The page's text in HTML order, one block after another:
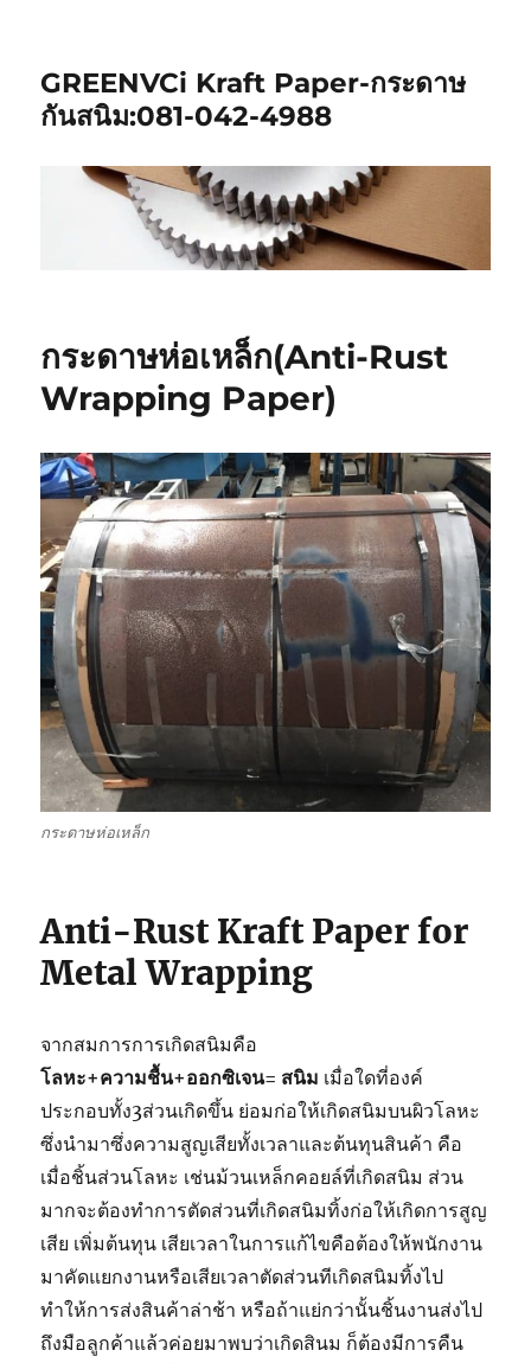
GREENVCi Kraft Paper-กระดาษ
กันสนิม:081-042-4988
กระดาษห่อเหล็ก(Anti-Rust
Wrapping Paper)
กระดาษห่อเหล็ก
Anti-Rust Kraft Paper for
Metal Wrapping
จากสมการการเกิดสนิมคือ
โลหะ+ความชื้น+ออกซิเจน= สนิม เมื่อใดที่องค์
ประกอบทั้ง3ส่วนเกิดขึ้น ย่อมก่อให้เกิดสนิมบนผิวโลหะ
ซึ่งนำมาซึ่งความสูญเสียทั้งเวลาและต้นทุนสินค้า คือ
เมื่อชิ้นส่วนโลหะ เช่นม้วนเหล็กคอยล์ที่เกิดสนิม ส่วน
มากจะต้องทำการตัดส่วนที่เกิดสนิมทิ้งก่อให้เกิดการสูญ
เสีย เพิ่มต้นทุน เสียเวลาในการแก้ไขคือต้องให้พนักงาน
มาคัดแยกงานหรือเสียเวลาตัดส่วนทีเกิดสนิมทิ้งไป
ทำให้การส่งสินค้าล่าช้า หรือถ้าแย่กว่านั้นชิ้นงานส่งไป
ถึงมือลูกค้าแล้วค่อยมาพบว่าเกิดสินม ก็ต้องมีการคืน